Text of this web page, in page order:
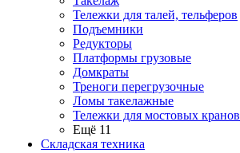
Тележки для талей, тельферов
Подъемники
Редукторы
Платформы грузовые
Домкраты
Треноги перегрузочные
Ломы такелажные
Тележки для мостовых кранов
Ещё 11
Складская техника